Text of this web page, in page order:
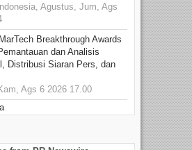
Agustus, Jum, Ags
Breakthrough Awards
dan Analisis
Distribusi Siaran Pers, dan
Ags 6 2026 17.00